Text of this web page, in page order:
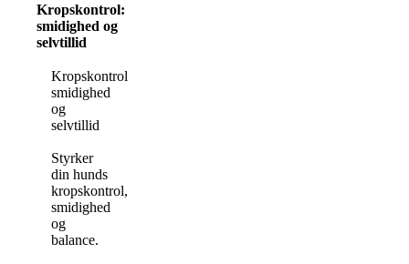
Kropskontrol:
smidighed og
selvtillid
Kropskontrol:
smidighed
og
selvtillid
Styrker
din hunds
kropskontrol,
smidighed
og
balance.